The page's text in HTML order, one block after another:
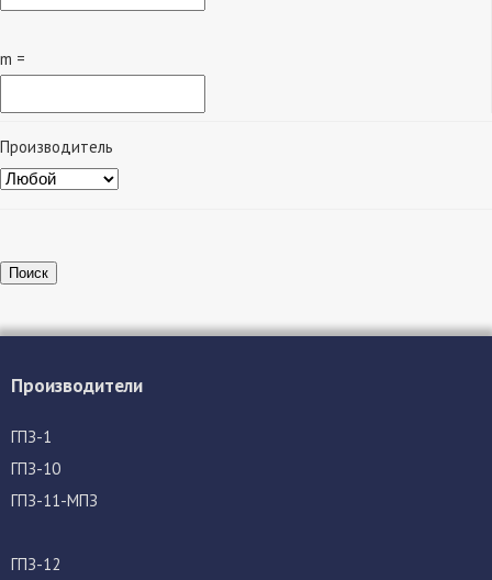
m =
Производитель
Поиск
Производители
ГПЗ-1
ГПЗ-10
ГПЗ-11-МПЗ
ГПЗ-12